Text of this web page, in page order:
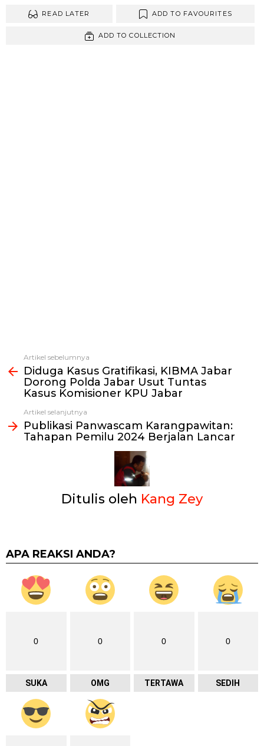
READ LATER ADD TO FAVOURITES
ADD TO COLLECTION
Lihat
selengkapnya
Artikel sebelumnya
Diduga Kasus Gratifikasi, KIBMA Jabar
Dorong Polda Jabar Usut Tuntas
Kasus Komisioner KPU Jabar
Artikel selanjutnya
Publikasi Panwascam Karangpawitan:
Tahapan Pemilu 2024 Berjalan Lancar
Ditulis oleh Kang Zey
APA REAKSI ANDA?
0
SUKA
0
OMG
0
TERTAWA
0
SEDIH